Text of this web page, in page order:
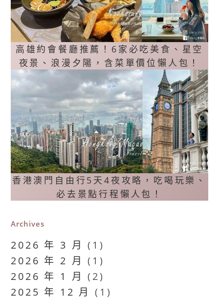
高雄約會餐廳推薦！6家必吃美食、星空
夜景、浪漫夕陽，含菜單價位懶人包！
香港澳門自由行5天4夜攻略，吃喝玩樂、
必去景點行程懶人包！
Archives
2026 年 3 月 (1)
2026 年 2 月 (1)
2026 年 1 月 (2)
2025 年 12 月 (1)